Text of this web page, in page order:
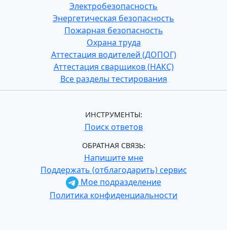
Электробезопасность
Энергетическая безопасность
Пожарная безопасность
Охрана труда
Аттестация водителей (ДОПОГ)
Аттестация сварщиков (НАКС)
Все разделы тестирования
ИНСТРУМЕНТЫ:
Поиск ответов
ОБРАТНАЯ СВЯЗЬ:
Напишите мне
Поддержать (отблагодарить) сервис
Мое подразделение
Политика конфиденциальности